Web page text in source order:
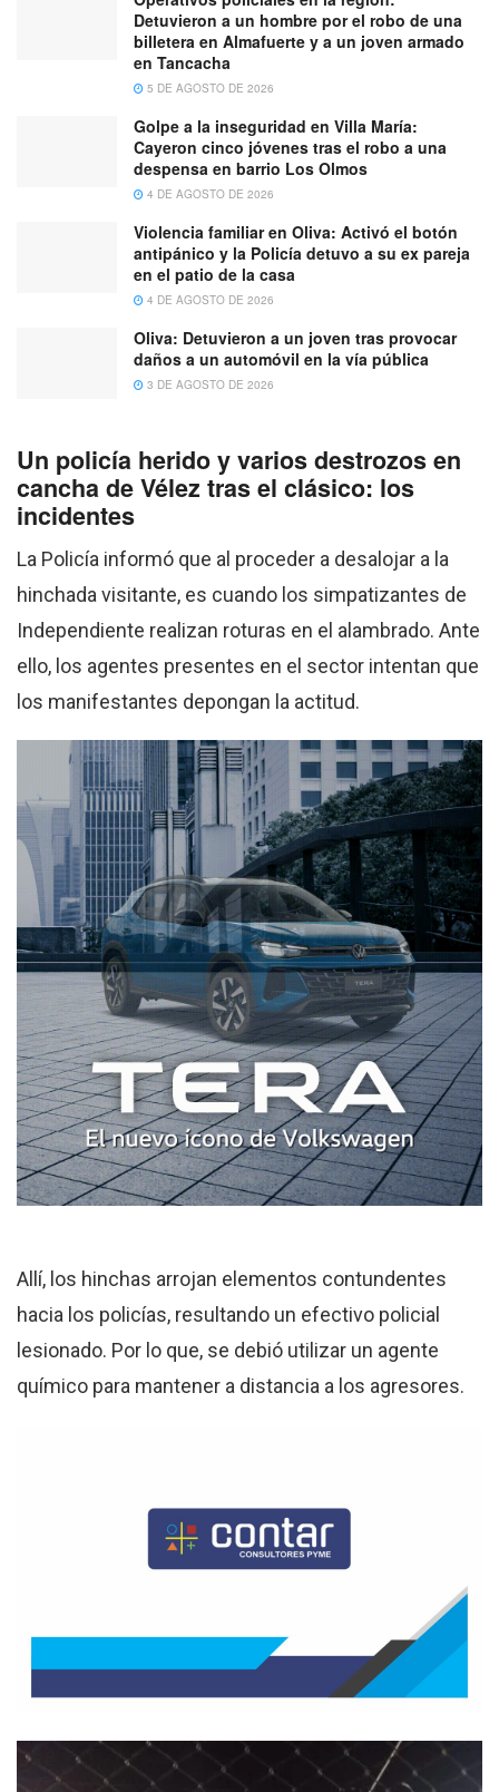
Detuvieron a un hombre por el robo de una
billetera en Almafuerte y a un joven armado
en Tancacha
5 DE AGOSTO DE 2026
Golpe a la inseguridad en Villa María:
Cayeron cinco jóvenes tras el robo a una
despensa en barrio Los Olmos
4 DE AGOSTO DE 2026
Violencia familiar en Oliva: Activó el botón
antipánico y la Policía detuvo a su ex pareja
en el patio de la casa
4 DE AGOSTO DE 2026
Oliva: Detuvieron a un joven tras provocar
daños a un automóvil en la vía pública
3 DE AGOSTO DE 2026
Un policía herido y varios destrozos en
cancha de Vélez tras el clásico: los
incidentes
La Policía informó que al proceder a desalojar a la
hinchada visitante, es cuando los simpatizantes de
Independiente realizan roturas en el alambrado. Ante
ello, los agentes presentes en el sector intentan que
los manifestantes depongan la actitud.
Allí, los hinchas arrojan elementos contundentes
hacia los policías, resultando un efectivo policial
lesionado. Por lo que, se debió utilizar un agente
químico para mantener a distancia a los agresores.